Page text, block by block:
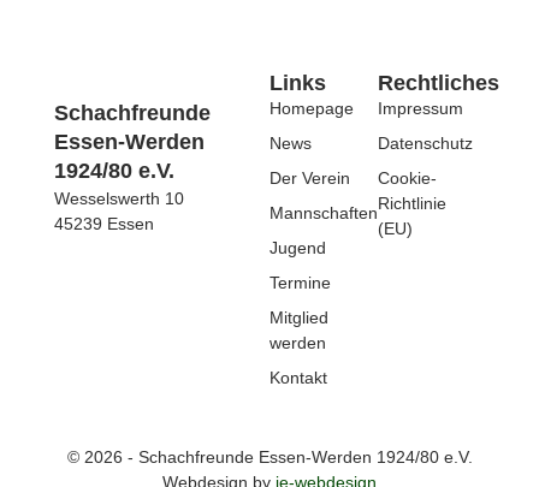
Schachfreunde
Essen-Werden
1924/80 e.V.
Wesselswerth 10
45239 Essen
Links
Homepage
News
Der Verein
Mannschaften
Jugend
Termine
Mitglied
werden
Kontakt
Rechtliches
Impressum
Datenschutz
Cookie-
Richtlinie
(EU)
© 2026 - Schachfreunde Essen-Werden 1924/80 e.V.
Webdesign by je-webdesign